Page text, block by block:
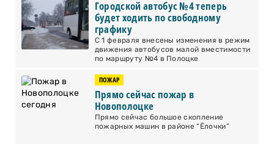
Городской автобус №4 теперь
будет ходить по свободному
графику
С 1 февраля внесены изменения в режим
движения автобусов малой вместимости
по маршруту №4 в Полоцке
ПОЖАР
Прямо сейчас пожар в
Новополоцке
Прямо сейчас большое скопление
пожарных машин в районе “Ёлочки”